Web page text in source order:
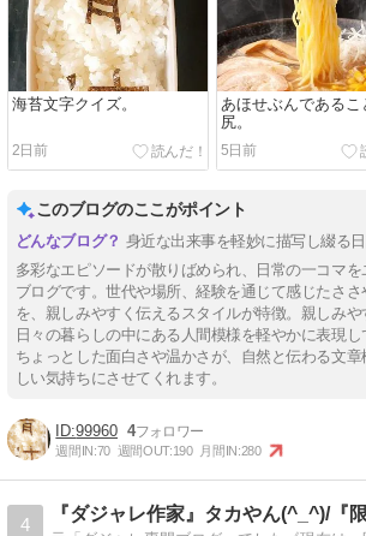
海苔文字クイズ。
2日前
あほせぶんであるこ
尻。
5日前
このブログのここがポイント
身近な出来事を軽妙に描写し綴る
多彩なエピソードが散りばめられ、日常の一コマ
ブログです。世代や場所、経験を通じて感じたささ
を、親しみやすく伝えるスタイルが特徴。親しみや
日々の暮らしの中にある人間模様を軽やかに表現
ちょっとした面白さや温かさが、自然と伝わる文
しい気持ちにさせてくれます。
99960 4
週間IN:70 週間OUT:190 月間IN:280
4
『ダジャレ作家』タカやん(^_^)/『